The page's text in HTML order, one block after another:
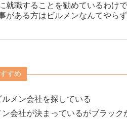
就職することを勧めているわけ
がある方はビルメンなんてやら
すめ
メン会社を探している
会社が決まっているがブラック